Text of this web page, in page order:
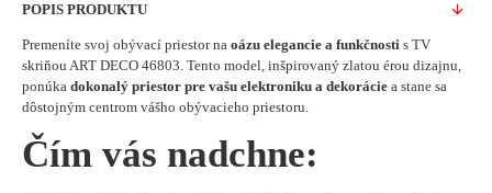
POPIS PRODUKTU
Premeníte svoj obývací priestor na oázu elegancie a funkčnosti s TV
skriňou ART DECO 46803. Tento model, inšpirovaný zlatou érou dizajnu,
ponúka dokonalý priestor pre vašu elektroniku a dekorácie a stane sa
dôstojným centrom vášho obývacieho priestoru.
Čím vás nadchne: